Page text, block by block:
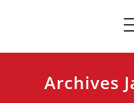
Archives